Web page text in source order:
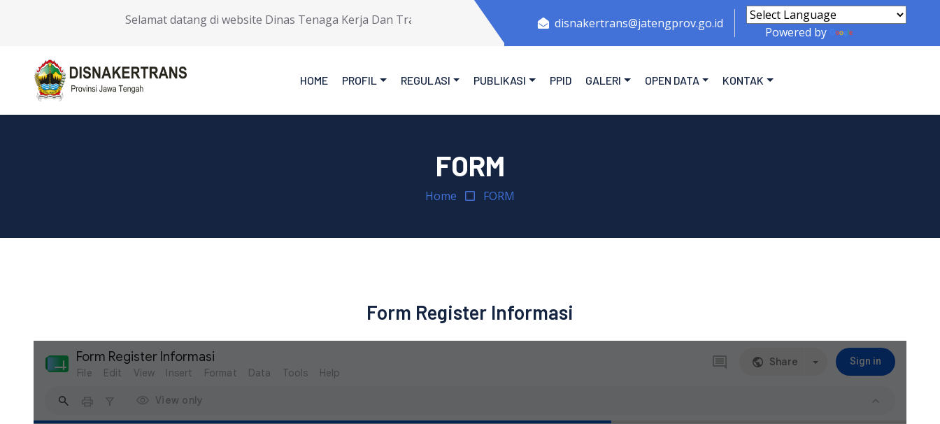
Selamat datang di website Dinas Tenaga Kerja Dan Transmigrasi Provinsi Jawa Tengah.disnakertrans@jatengprov.go.id
Powered by
HOME PROFIL REGULASI PUBLIKASI PPID GALERI OPEN DATA KONTAK
FORM
Home FORM
Form Register Informasi